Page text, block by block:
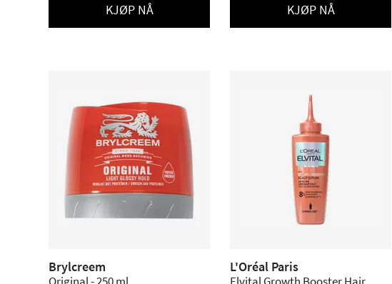
KJØP NÅ KJØP NÅ
Brylcreem
Original - 250 ml
L'Oréal Paris
Elvital Growth Booster Hair